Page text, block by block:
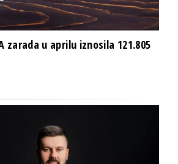
zarada u aprilu iznosila 121.805